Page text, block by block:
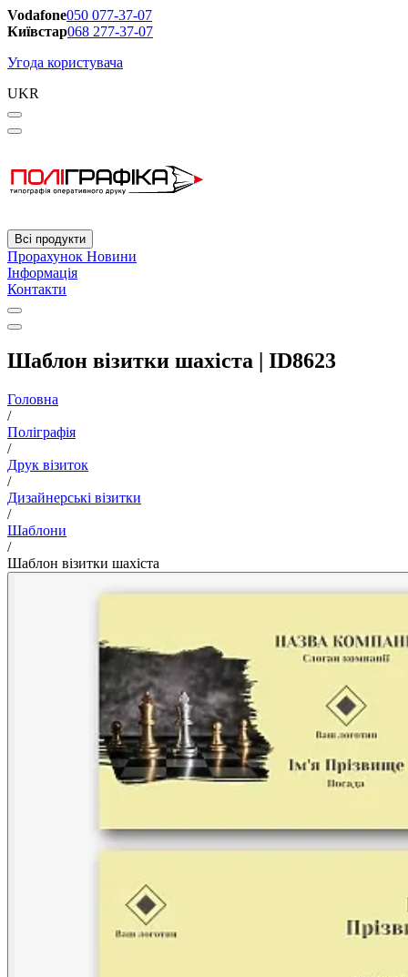
Vodafone050 077-37-07
Київстар068 277-37-07
Угода користувача
UKR
Всі продукти
Прорахунок Новини
Інформація
Контакти
Шаблон візитки шахіста | ID8623
Головна
/
Поліграфія
/
Друк візиток
/
Дизайнерські візитки
/
Шаблони
/
Шаблон візитки шахіста